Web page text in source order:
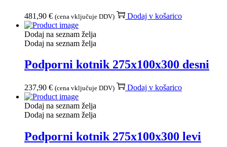
481,90 € (cena vključuje DDV) Dodaj v košarico
Dodaj na seznam želja
Dodaj na seznam želja
Podporni kotnik 275x100x300 desni
237,90 € (cena vključuje DDV) Dodaj v košarico
Dodaj na seznam želja
Dodaj na seznam želja
Podporni kotnik 275x100x300 levi